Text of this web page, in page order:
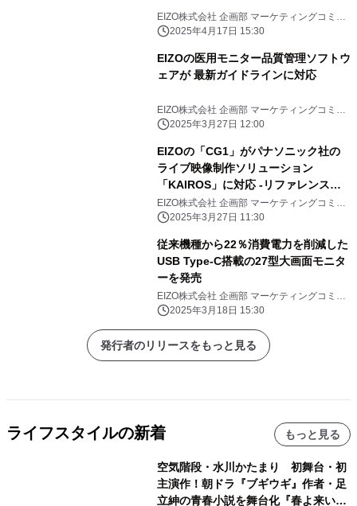
EIZO株式会社 企画部 マーケティングコミュ
ニケーション課
2025年4月17日 15:30
EIZOの医用モニター品質管理ソフトウ
ェアが 最新ガイドラインに対応
EIZO株式会社 企画部 マーケティングコミュ
ニケーション課
2025年3月27日 12:00
EIZOの「CG1」がパナソニック社の
ライブ映像制作ソリューション
「KAIROS」に対応 -リファレンスモ
ニターとしては世界初-
EIZO株式会社 企画部 マーケティングコミュ
ニケーション課
2025年3月27日 11:30
従来機種から22％消費電力を削減した
USB Type-C搭載の27型大画面モニタ
ーを発売
EIZO株式会社 企画部 マーケティングコミュ
ニケーション課
2025年3月18日 15:30
発行者のリリースをもっと見る
ライフスタイルの新着 もっと見る
空気階段・水川かたまり 初舞台・初
主演作！朝ドラ『ブギウギ』作者・足
立紳の青春小説を舞台化『春よ来い、